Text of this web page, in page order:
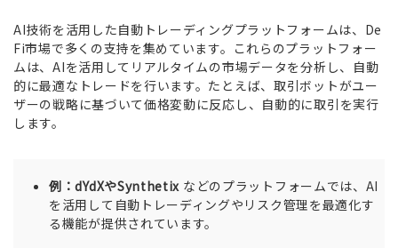
AI技術を活用した自動トレーディングプラットフォームは、De
Fi市場で多くの支持を集めています。これらのプラットフォー
ムは、AIを活用してリアルタイムの市場データを分析し、自動
的に最適なトレードを行います。たとえば、取引ボットがユー
ザーの戦略に基づいて価格変動に反応し、自動的に取引を実行
します。
例：dYdXやSynthetix などのプラットフォームでは、AI
を活用して自動トレーディングやリスク管理を最適化す
る機能が提供されています。